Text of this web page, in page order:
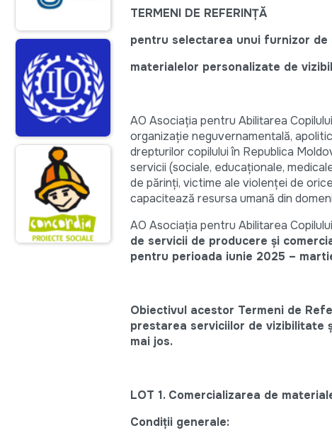
TERMENI DE REFERINȚĂ
pentru selectarea unui furnizor de
materialelor personalizate de
AO Asociația pentru Abilitarea
organizație neguvernamentală,
drepturilor copilului în Republica
servicii (sociale, educaționale,
de părinți, victime ale violenței de
capacitează resursa umană din
AO Asociația pentru Abilitarea Copilului
de servicii de producere și
pentru perioada iunie 2025 –
Obiectivul acestor Termeni de
prestarea serviciilor de vizibilitate
mai jos.
LOT 1. Comercializarea de
Condiții generale: